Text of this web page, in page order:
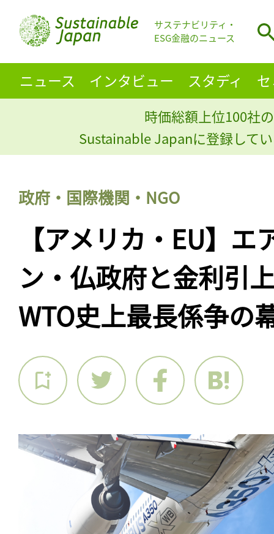
サステナビリティ・
ESG金融のニュース
ニュース インタビュー スタディ
時価総額上位100社
Sustainable Japanに登録して
政府・国際機関・NGO
【アメリカ・EU】
ン・仏政府と金利引
WTO史上最長係争の